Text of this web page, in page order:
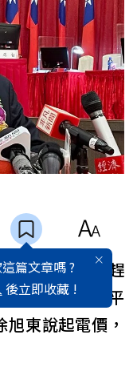
篇文章嗎 ?
後立即收藏 !
果一下就追趕
要Smooth（平
東說起電價，